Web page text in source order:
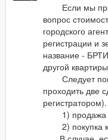
Если мы
вопрос
городского
регистрации и
название -
другой
Следует
проходить две
1) продажа
2) покупка